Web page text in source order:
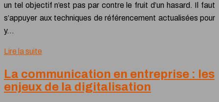
un tel objectif n’est pas par contre le fruit d’un hasard. Il faut
s’appuyer aux techniques de référencement actualisées pour
y…
Lire la suite
La communication en entreprise : les
enjeux de la digitalisation